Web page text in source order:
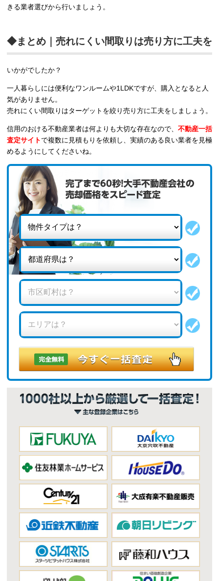
きる業者選びから行いましょう。
◆まとめ｜売れにくい間取りは売り方に工夫を
いかがでしたか？
一人暮らしには便利なワンルームや1LDKですが、購入となると人
気がありません。
売れにくい間取りはターゲットを絞り売り方に工夫をしましょう。
信用のおける不動産業者は何よりも大切な存在なので、 不動産一括
査定サイトで複数に見積もりを依頼し、実績のある良い業者を見極
めるようにしてくださいね。